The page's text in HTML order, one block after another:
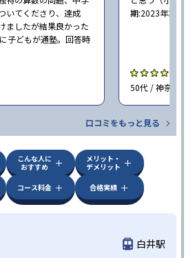
いてくださり、達成
ましたが結果良かった
子どもが通塾。回答時
期:2023年3月）
50代 / 神奈川県
口コミをもっと見る
こんな人に
おすすめ
メリット・
デメリット
コース料金 合格実績
白井駅